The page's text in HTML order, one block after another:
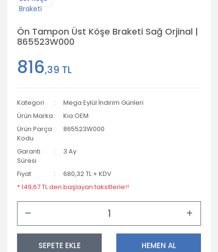
Ön Tampon Üst Köşe Braketi Sağ Orjinal |
865523W000
816,39 TL
Kategori
Mega Eylül İndirim Günleri
Ürün Marka
Kia OEM
Ürün Parça
Kodu
865523W000
Garanti
Süresi
3 Ay
Fiyat
680,32 TL + KDV
* 149,67 TL den başlayan taksitlerle!!
SEPETE EKLE HEMEN AL